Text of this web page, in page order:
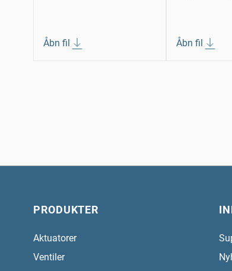
Åbn fil Åbn fil
PRODUKTER
Aktuatorer
Ventiler